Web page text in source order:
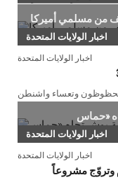
من مسلمي أميركا
اخبار الولايات المتحدة
اخبار الولايات المتحدة
اخبار الولايات المتحدة
اخبار الولايات المتحدة
وتروّج مشروعاً